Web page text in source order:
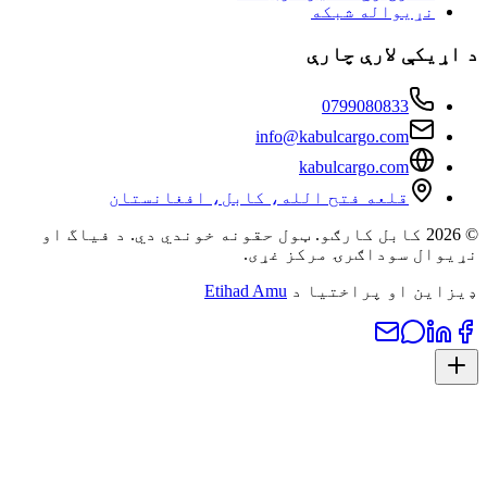
نړیواله شبکه
لارې چارې
0799080833
info@kabulcargo.com
kabulcargo.com
قلعه فتح الله، کابل، افغانستان
© 2026 کابل کارګو. ټول حقونه خوندي دي. د فیاگ او
سوداګرۍ مرکز غړی.
او پراختیا د Etihad Amu